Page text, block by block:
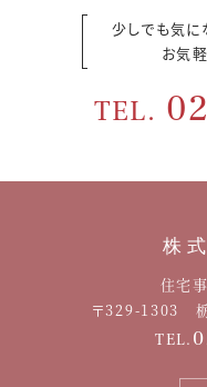
少しでも気に
お気
TEL.
株
住宅
〒329-1303 栃
TEL.